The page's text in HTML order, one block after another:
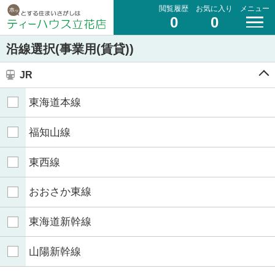
閲覧履歴
0
お気に入り
0
メニュー
沿線選択(事業用(賃貸))
JR
東海道本線
福知山線
東西線
おおさか東線
東海道新幹線
山陽新幹線